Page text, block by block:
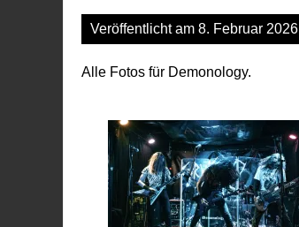
Veröffentlicht am 8. Februar 2026
Alle Fotos für Demonology.